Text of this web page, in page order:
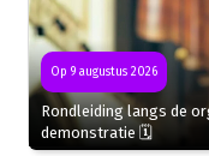
Op 9 augustus 2026
Rondleiding langs de
demonstratie 🗓